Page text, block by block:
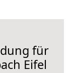
für
Eifel